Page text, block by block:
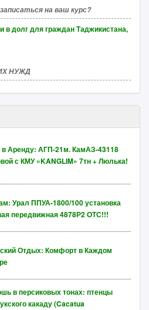
на ваш курс?
в долг для граждан Таджикистана,
НУЖД
Аренду: АГП-21м. КамАЗ-43118
с КМУ «KANGLIM» 7тн + Люлька!
Урал ППУА-1800/100 установка
передвижная 4878Р2 ОТС!!!
Отдых: Комфорт в Каждом
в персиковых тонах: птенцы
какаду (Cacatua